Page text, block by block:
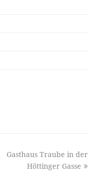
next
Gasthaus Traube in der
Höttinger Gasse